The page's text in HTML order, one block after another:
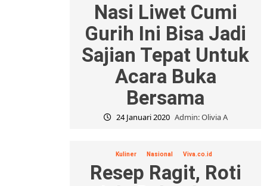
Nasi Liwet Cumi
Gurih Ini Bisa Jadi
Sajian Tepat Untuk
Acara Buka
Bersama
24 Januari 2020 Admin: Olivia A
Kuliner Nasional Viva.co.id
Resep Ragit, Roti